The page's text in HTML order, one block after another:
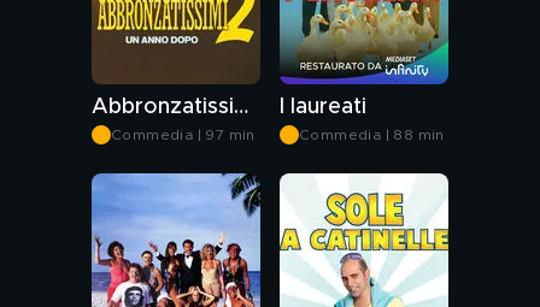
Abbronzatissimi 2 - Un anno dopo
Commedia | 97 min
I laureati
Commedia | 88 min